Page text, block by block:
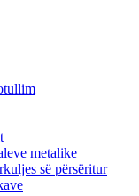
metalike
së përsëritur